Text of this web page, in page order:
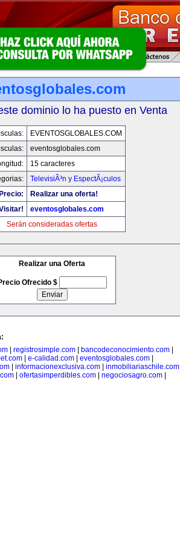
dominio lo ha puesto en Venta
EVENTOSGLOBALES.COM
eventosglobales.com
15 caracteres
TelevisiÃ³n y EspectÃ¡culos
Precio:
Realizar una oferta!
eventosglobales.com
Serán consideradas ofertas
Realizar una Oferta
Ofrecido $
| registrosimple.com| bancodeconocimiento.com|
| e-calidad.com| eventosglobales.com|
| informacionexclusiva.com| inmobiliariaschile.com|
ofertasimperdibles.com negociosagro.com